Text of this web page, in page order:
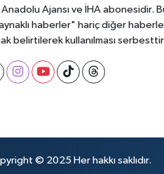
Ajansı ve İHA abonesidir.
haberler" hariç diğer
belirtilerek kullanılması
© 2025 Her hakkı saklıdır.